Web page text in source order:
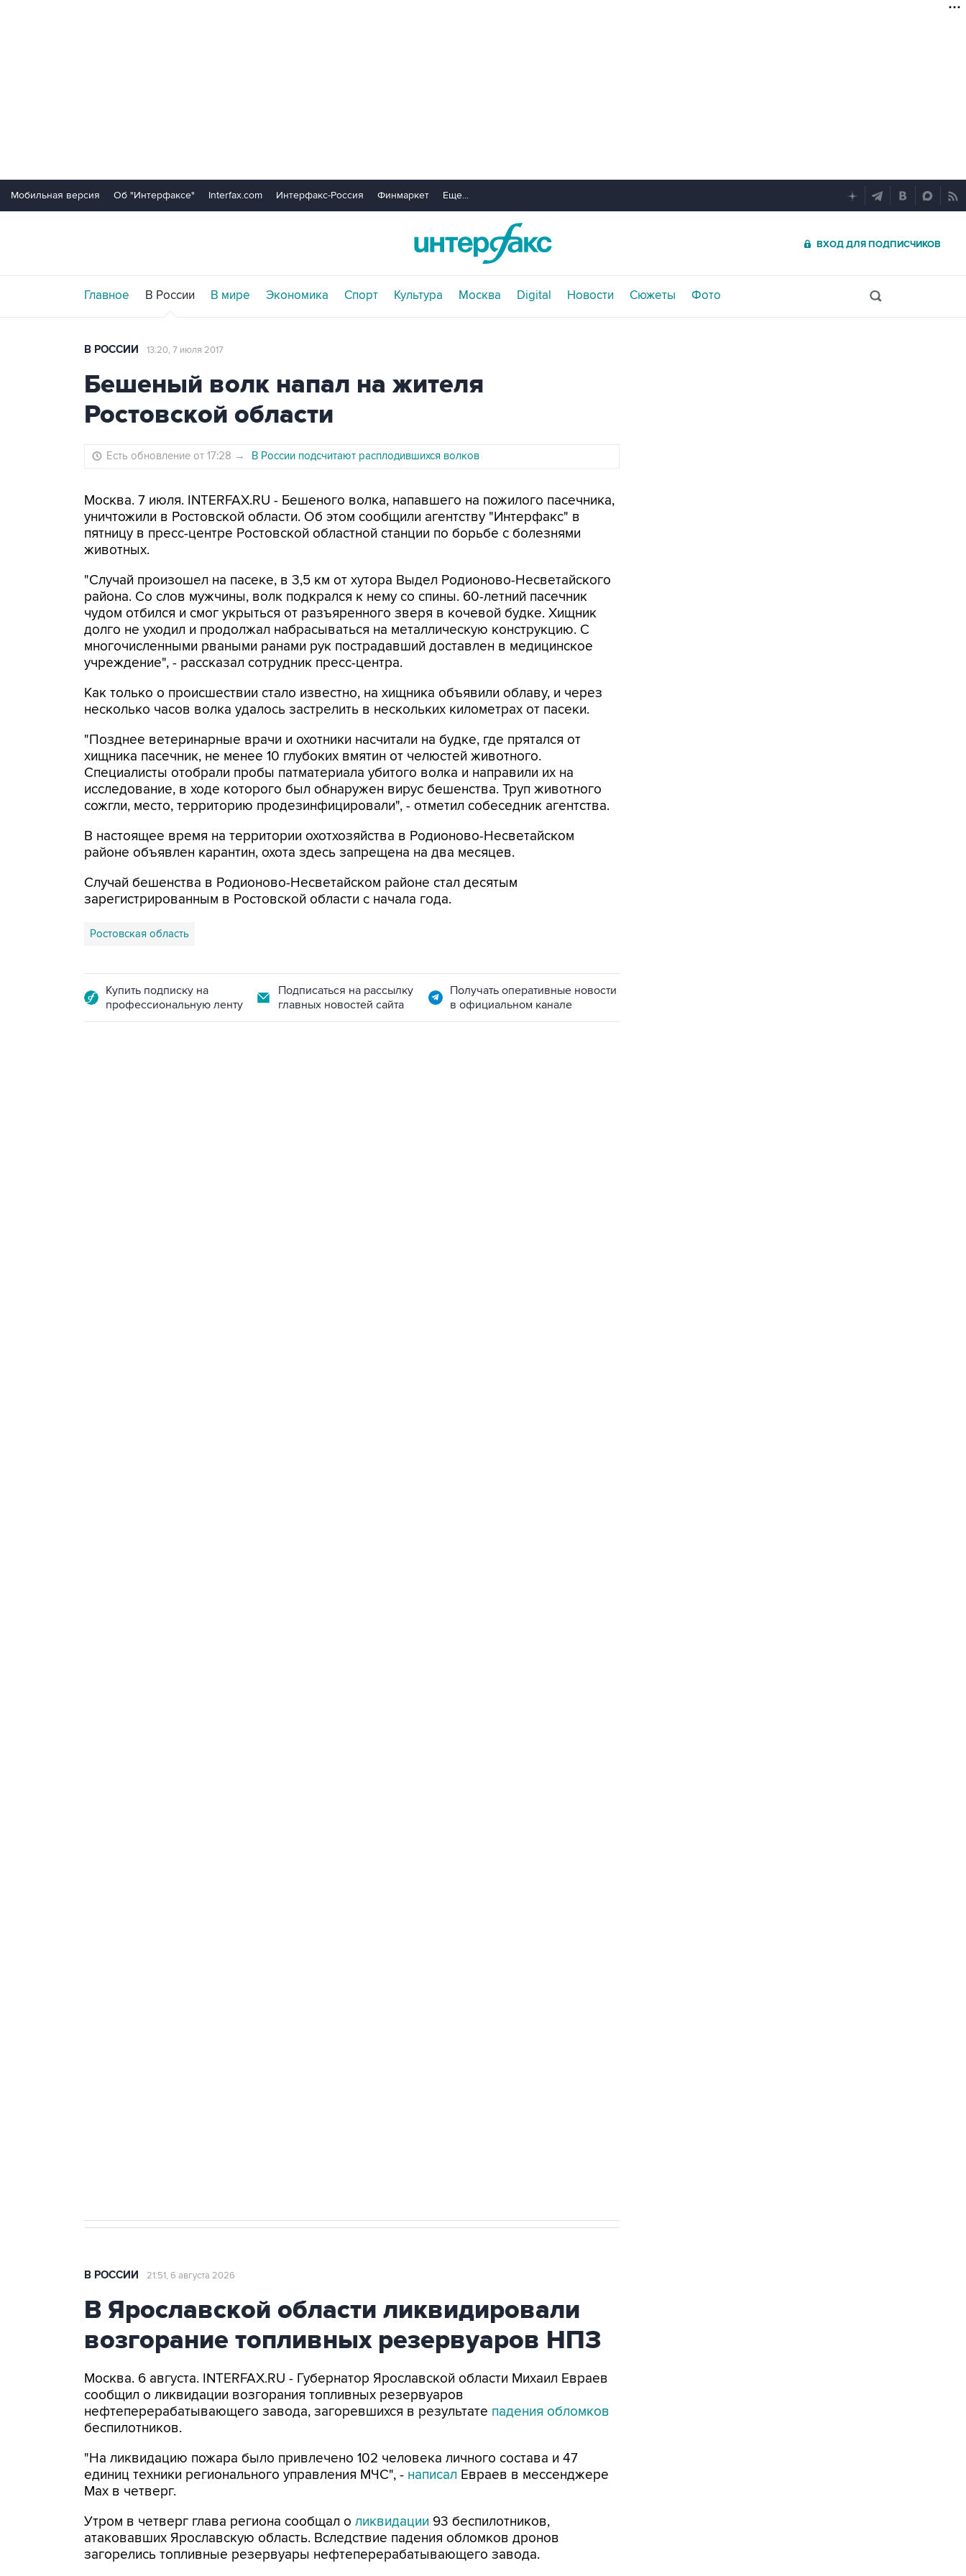
Мобильная версия Об "Интерфаксе" Interfax.com Интерфакс-Россия Финмаркет Еще...
ВХОД ДЛЯ ПОДПИСЧИКОВ
Главное В России В мире Экономика Спорт Культура Москва Digital Новости Сюжеты Фото
В РОССИИ 13:20, 7 июля 2017
Бешеный волк напал на жителя
Ростовской области
Есть обновление от 17:28 → В России подсчитают расплодившихся волков
Москва. 7 июля. INTERFAX.RU - Бешеного волка, напавшего на пожилого пасечника,
уничтожили в Ростовской области. Об этом сообщили агентству "Интерфакс" в
пятницу в пресс-центре Ростовской областной станции по борьбе с болезнями
животных.
"Случай произошел на пасеке, в 3,5 км от хутора Выдел Родионово-Несветайского
района. Со слов мужчины, волк подкрался к нему со спины. 60-летний пасечник
чудом отбился и смог укрыться от разъяренного зверя в кочевой будке. Хищник
долго не уходил и продолжал набрасываться на металлическую конструкцию. С
многочисленными рваными ранами рук пострадавший доставлен в медицинское
учреждение", - рассказал сотрудник пресс-центра.
Как только о происшествии стало известно, на хищника объявили облаву, и через
несколько часов волка удалось застрелить в нескольких километрах от пасеки.
"Позднее ветеринарные врачи и охотники насчитали на будке, где прятался от
хищника пасечник, не менее 10 глубоких вмятин от челюстей животного.
Специалисты отобрали пробы патматериала убитого волка и направили их на
исследование, в ходе которого был обнаружен вирус бешенства. Труп животного
сожгли, место, территорию продезинфицировали", - отметил собеседник агентства.
В настоящее время на территории охотхозяйства в Родионово-Несветайском
районе объявлен карантин, охота здесь запрещена на два месяцев.
Случай бешенства в Родионово-Несветайском районе стал десятым
зарегистрированным в Ростовской области с начала года.
Ростовская область
Купить подписку на
профессиональную ленту
Подписаться на рассылку
главных новостей сайта
Получать оперативные новости
в официальном канале
В РОССИИ 21:51, 6 августа 2026
В Ярославской области ликвидировали
возгорание топливных резервуаров НПЗ
Москва. 6 августа. INTERFAX.RU - Губернатор Ярославской области Михаил Евраев
сообщил о ликвидации возгорания топливных резервуаров
нефтеперерабатывающего завода, загоревшихся в результате падения обломков
беспилотников.
"На ликвидацию пожара было привлечено 102 человека личного состава и 47
единиц техники регионального управления МЧС", - написал Евраев в мессенджере
Мах в четверг.
Утром в четверг глава региона сообщал о ликвидации 93 беспилотников,
атаковавших Ярославскую область. Вследствие падения обломков дронов
загорелись топливные резервуары нефтеперерабатывающего завода.